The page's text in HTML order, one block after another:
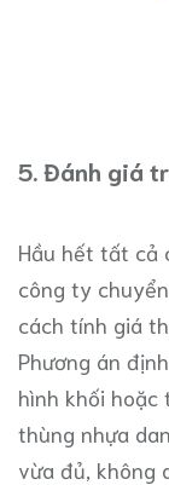
5. Đánh giá
Hầu hết tất cả
công ty
cách tính giá
Phương án
hình khối hoặc
thùng nhựa
vừa đủ, không